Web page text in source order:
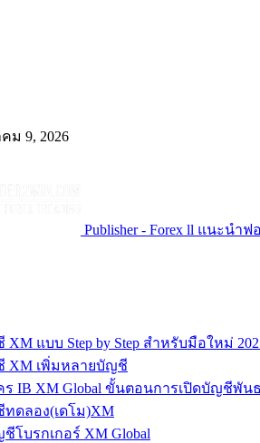
ม 9, 2026
Publisher - Forex ll แนะนำ
แบบ Step by Step สำหรับมือใหม่
XM เพิ่มหลายบัญชี
IB XM Global ขั้นตอนการเปิดบัญชีพันธ
ดลอง(เดโม)XM
โบรกเกอร์ XM Global